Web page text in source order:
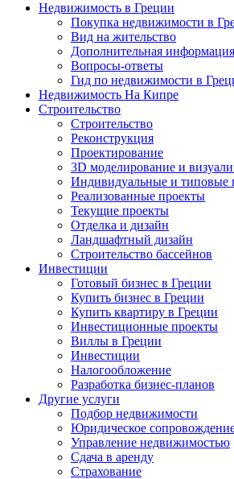
Недвижимость в Греции
Покупка недвижимости в
Вид на жительство
Дополнительная информация
Вопросы-ответы
Гид по недвижимости в
Недвижимость На Кипре
Строительство
Строительство
Реконструкция
Проектирование
3D моделирование и
Индивидуальные и типовые
Реализованные проекты
Текущие проекты
Отделка и дизайн
Ландшафтный дизайн
Строительство бассейнов
Инвестиции
Готовый бизнес в Греции
Купить бизнес в Греции
Купить квартиру в Греции
Инвестиционные проекты
Виллы в Греции
Инвестиции
Налогообложение
Разработка бизнес-планов
Другие услуги
Подбор недвижимости
Юридическое
Управление недвижимостью
Сдача в аренду
Страхование